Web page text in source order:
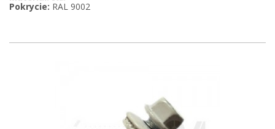
Pokrycie: RAL 9002